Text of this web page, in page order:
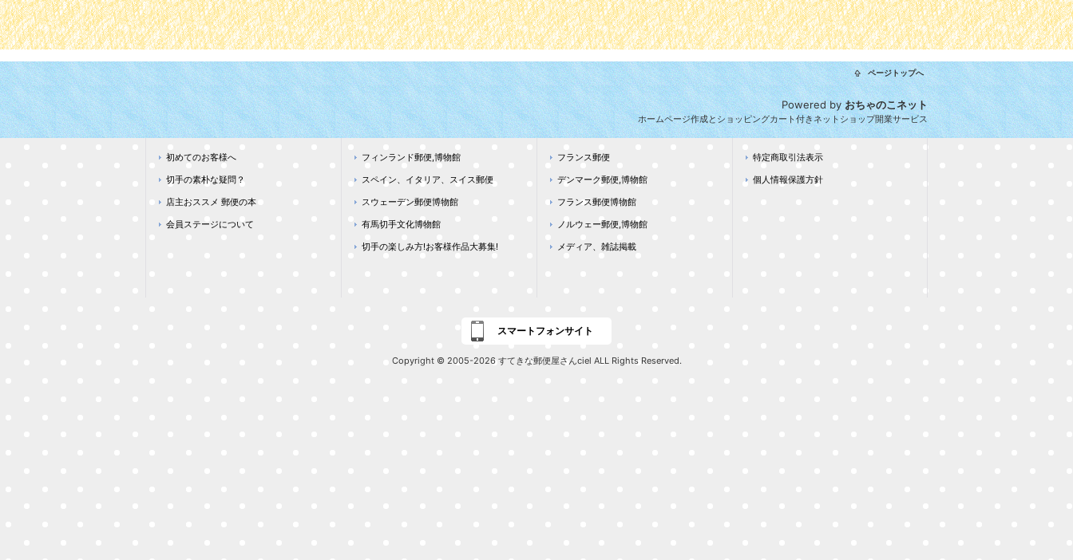
ページトップへ
Powered byおちゃのこネット
ホームページ作成とショッピングカート付きネットショップ開業サービス
初めてのお客様へ
切手の素朴な疑問？
店主おススメ 郵便の本
会員ステージについて
フィンランド郵便,博物館
スペイン、イタリア、スイス郵便
スウェーデン郵便博物館
有馬切手文化博物館
切手の楽しみ方!お客様作品大募集!
フランス郵便
デンマーク郵便,博物館
フランス郵便博物館
ノルウェー郵便,博物館
メディア、雑誌掲載
特定商取引法表示
個人情報保護方針
スマートフォンサイト
Copyright © 2005-2026 すてきな郵便屋さんciel ALL Rights Reserved.